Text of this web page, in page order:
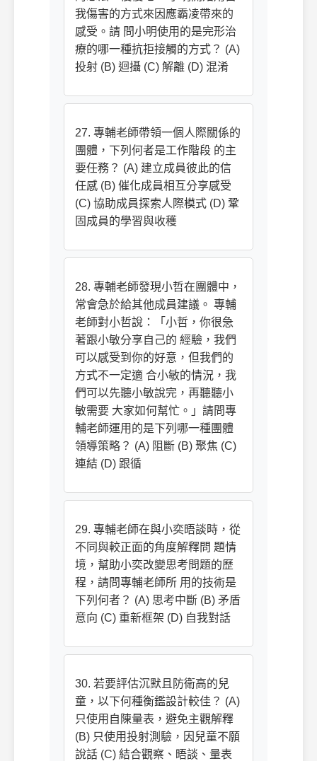
我傷害的方式來因應霸凌帶來的
感受。請 問小明使用的是完形治
療的哪一種抗拒接觸的方式？ (A)
投射 (B) 迴攝 (C) 解離 (D) 混淆
27. 專輔老師帶領一個人際關係的
團體，下列何者是工作階段 的主
要任務？ (A) 建立成員彼此的信
任感 (B) 催化成員相互分享感受
(C) 協助成員探索人際模式 (D) 鞏
固成員的學習與收穫
28. 專輔老師發現小哲在團體中，
常會急於給其他成員建議。 專輔
老師對小哲說：「小哲，你很急
著跟小敏分享自己的 經驗，我們
可以感受到你的好意，但我們的
方式不一定適 合小敏的情況，我
們可以先聽小敏說完，再聽聽小
敏需要 大家如何幫忙。」請問專
輔老師運用的是下列哪一種團體
領導策略？ (A) 阻斷 (B) 聚焦 (C)
連結 (D) 跟循
29. 專輔老師在與小奕晤談時，從
不同與較正面的角度解釋問 題情
境，幫助小奕改變思考問題的歷
程，請問專輔老師所 用的技術是
下列何者？ (A) 思考中斷 (B) 矛盾
意向 (C) 重新框架 (D) 自我對話
30. 若要評估沉默且防衛高的兒
童，以下何種衡鑑設計較佳？ (A)
只使用自陳量表，避免主觀解釋
(B) 只使用投射測驗，因兒童不願
說話 (C) 結合觀察、晤談、量表